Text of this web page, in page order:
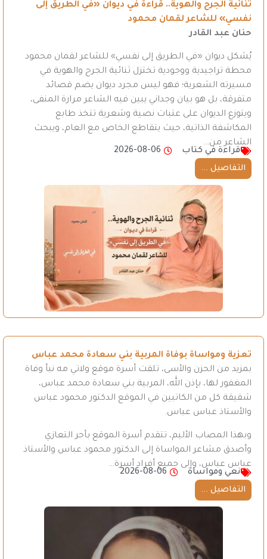
ثنائية الجرح والهوية.. قراءة في ديوان «في الطريق إلى
نفسي» للشاعر لقمان محمود
حنان عبد القادر
يُشكل ديوان «في الطريق إلى نفسي» للشاعر لقمان محمود
محطة تراجيدية ووجودية تختزل ثنائية الجرح والهوية في
مسيرته الشعرية؛ فهو ليس مجرد ديوان يضم قصائد
متفرقة، بل هو بيان وجداني يبين فيه الشاعر مرارة المنفى،
ويتوزع الديوان على عتبات نصية وشعرية تتخذ طابع
المكاشفة الذاتية، حيث يتقاطع الخاص مع العام، ويبحث
الشاعر من…
قراءة في كتاب
2026-08-06
التفاصيل ...
تعزية ومواساة بوفاة المربية بني سعادة محمد عباس
بمزيد من الحزن والأسى، تلقت أسرة موقع ولاتي مه نبأ وفاة
المغفور لها، بإذن الله، المربية بني سعادة محمد عباس،
شقيقة كل من الكاتبين في الموقع الدكتور محمود عباس
والأستاذ عباس عباس.
وبهذا المصاب الأليم، تتقدم أسرة الموقع بأحر التعازي
وأصدق مشاعر المواساة إلى الدكتور محمود عباس والأستاذ
عباس عباس، وإلى جميع أفراد أسرة…
نعي ومواساة
2026-08-06
التفاصيل ...